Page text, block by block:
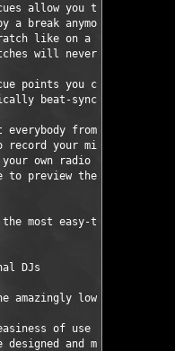
allow you to clearly
break anymore.
like on a real
will never end out of
points you can save for
beat-synchronised.
from the
your mixes to burn
own radio station, to
to preview the songs or
most easy-to-use way,
DJs
amazingly low price of
of use of the old
designed and made for